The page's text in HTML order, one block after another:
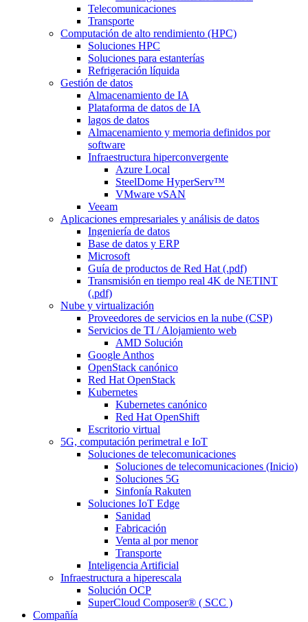
Telecomunicaciones
Transporte
Computación de alto rendimiento (HPC)
Soluciones HPC
Soluciones para estanterías
Refrigeración líquida
Gestión de datos
Almacenamiento de IA
Plataforma de datos de IA
lagos de datos
Almacenamiento y memoria definidos por
software
Infraestructura hiperconvergente
Azure Local
SteelDome HyperServ™
VMware vSAN
Veeam
Aplicaciones empresariales y análisis de datos
Ingeniería de datos
Base de datos y ERP
Microsoft
Guía de productos de Red Hat (.pdf)
Transmisión en tiempo real 4K de NETINT
(.pdf)
Nube y virtualización
Proveedores de servicios en la nube (CSP)
Servicios de TI / Alojamiento web
AMD Solución
Google Anthos
OpenStack canónico
Red Hat OpenStack
Kubernetes
Kubernetes canónico
Red Hat OpenShift
Escritorio virtual
5G, computación perimetral e IoT
Soluciones de telecomunicaciones
Soluciones de telecomunicaciones (Inicio)
Soluciones 5G
Sinfonía Rakuten
Soluciones IoT Edge
Sanidad
Fabricación
Venta al por menor
Transporte
Inteligencia Artificial
Infraestructura a hiperescala
Solución OCP
SuperCloud Composer® ( SCC )
Compañía